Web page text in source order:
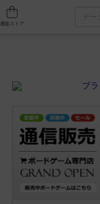
人気ボードゲーム